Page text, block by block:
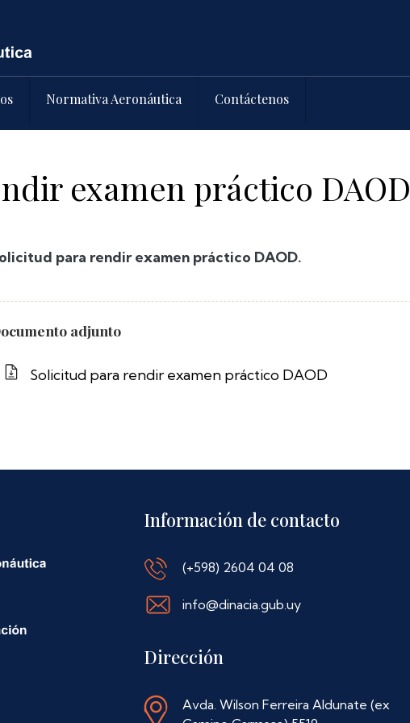
Normativa Aeronáutica Contáctenos
examen práctico DAOD
para rendir examen práctico DAOD.
adjunto
Solicitud para rendir examen práctico DAOD
Información de contacto
(+598) 2604 04 08
info@dinacia.gub.uy
Dirección
Avda. Wilson Ferreira Aldunate (ex